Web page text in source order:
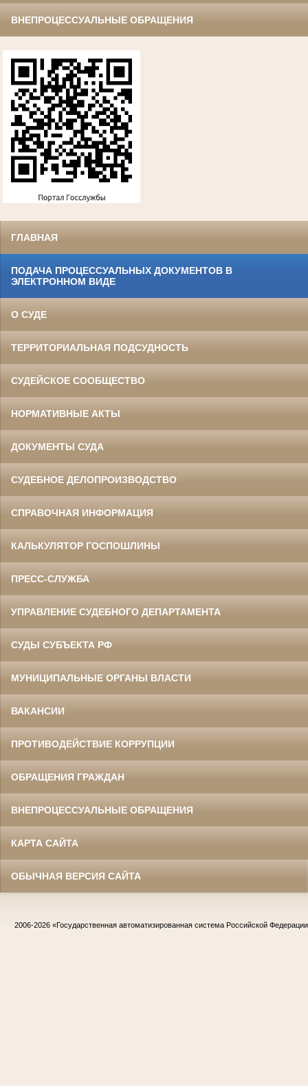
ВНЕПРОЦЕССУАЛЬНЫЕ ОБРАЩЕНИЯ
ГЛАВНАЯ
ПОДАЧА ПРОЦЕССУАЛЬНЫХ ДОКУМЕНТОВ В
ЭЛЕКТРОННОМ ВИДЕ
О СУДЕ
ТЕРРИТОРИАЛЬНАЯ ПОДСУДНОСТЬ
СУДЕЙСКОЕ СООБЩЕСТВО
НОРМАТИВНЫЕ АКТЫ
ДОКУМЕНТЫ СУДА
СУДЕБНОЕ ДЕЛОПРОИЗВОДСТВО
СПРАВОЧНАЯ ИНФОРМАЦИЯ
КАЛЬКУЛЯТОР ГОСПОШЛИНЫ
ПРЕСС-СЛУЖБА
УПРАВЛЕНИЕ СУДЕБНОГО ДЕПАРТАМЕНТА
СУДЫ СУБЪЕКТА РФ
МУНИЦИПАЛЬНЫЕ ОРГАНЫ ВЛАСТИ
ВАКАНСИИ
ПРОТИВОДЕЙСТВИЕ КОРРУПЦИИ
ОБРАЩЕНИЯ ГРАЖДАН
ВНЕПРОЦЕССУАЛЬНЫЕ ОБРАЩЕНИЯ
КАРТА САЙТА
ОБЫЧНАЯ ВЕРСИЯ САЙТА
2006-2026 «Государственная автоматизированная система Российской